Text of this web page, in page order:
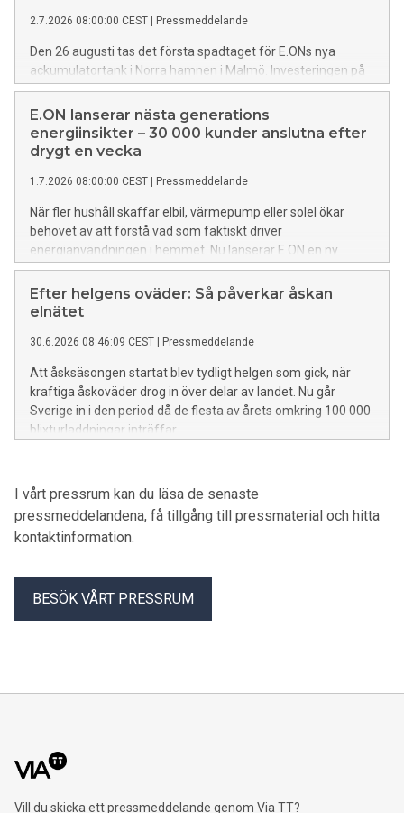
2.7.2026 08:00:00 CEST | Pressmeddelande
Den 26 augusti tas det första spadtaget för E.ONs nya
ackumulatortank i Norra hamnen i Malmö. Investeringen på
cirka 400 miljoner kronor är en betydande satsning på
fjärrvärme i Malmö och ska stärka stadens
energiförsörjning, minska utsläppen och bidra till ökad
beredskap.
E.ON lanserar nästa generations
energiinsikter – 30 000 kunder anslutna efter
drygt en vecka
1.7.2026 08:00:00 CEST | Pressmeddelande
När fler hushåll skaffar elbil, värmepump eller solel ökar
behovet av att förstå vad som faktiskt driver
energianvändningen i hemmet. Nu lanserar E.ON en ny
generation energiinsikter i E.ON-appen som hjälper kunderna
att se hur elen används, när hemmet använder som mest el
och hur den egna energianvändningen står sig jämfört med
vecka har redan omkring 30 000 kunder aktiverat de nya
funktionerna.
Efter helgens oväder: Så påverkar åskan
elnätet
30.6.2026 08:46:09 CEST | Pressmeddelande
Att åsksäsongen startat blev tydligt helgen som gick, när
kraftiga åskoväder drog in över delar av landet. Nu går
Sverige in i den period då de flesta av årets omkring 100 000
blixturladdningar inträffar.
I vårt pressrum kan du läsa de senaste
pressmeddelandena, få tillgång till pressmaterial och hitta
kontaktinformation.
BESÖK VÅRT PRESSRUM
Vill du skicka ett pressmeddelande genom Via TT?